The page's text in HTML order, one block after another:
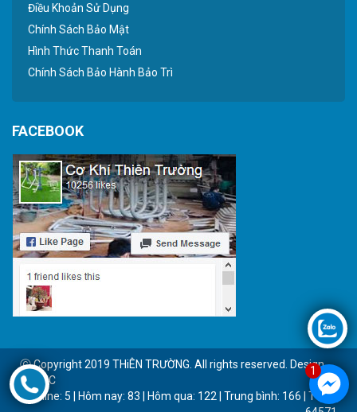
Điều Khoản Sử Dụng
Chính Sách Bảo Mật
Hình Thức Thanh Toán
Chính Sách Bảo Hành Bảo Trì
FACEBOOK
Ⓒ Copyright 2019 THiÊN TRƯỜNG. All rights reserved. Design
by BTC
Online: 5 | Hôm nay: 83 | Hôm qua: 122 | Trung bình: 166 | Tổng:
1